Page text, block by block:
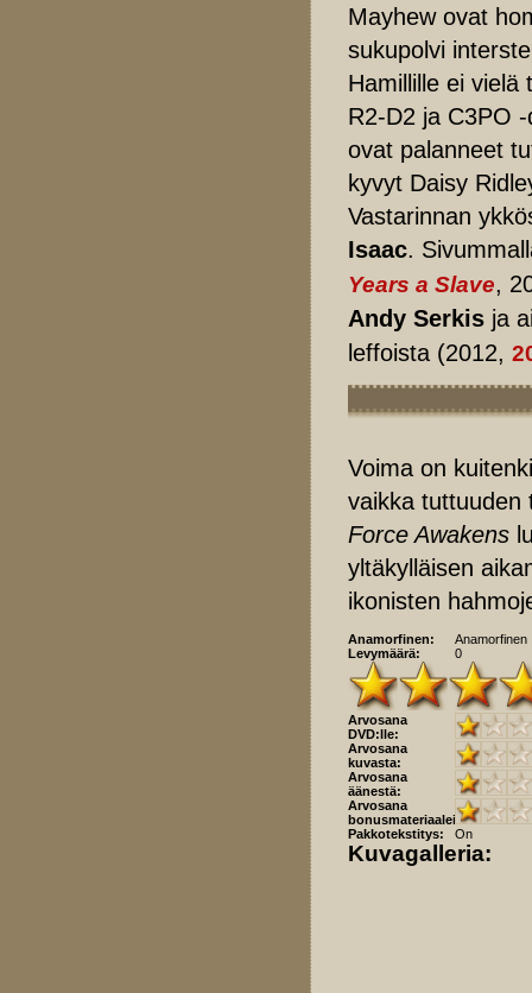
Mayhew ovat
sukupolvi
Hamillille ei vielä
R2-D2 ja C3PO
ovat palanneet
kyvyt Daisy
Vastarinnan
Isaac.
Years a Slave,
Andy Serkis ja
leffoista (2012,
Voima on
vaikka tuttuuden
Force Awakens
yltäkylläisen
ikonisten
Anamorfinen:
Anamorfinen
Levymäärä:
0
Arvosana
DVD:lle:
Arvosana
kuvasta:
Arvosana
äänestä:
Arvosana
bonusmateriaaleista:
Pakkotekstitys:
On
Kuvagalleria: